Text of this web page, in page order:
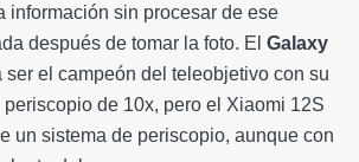
información sin procesar de ese
después de tomar la foto. El Galaxy
ser el campeón del teleobjetivo con su
periscopio de 10x, pero el Xiaomi 12S
un sistema de periscopio, aunque con